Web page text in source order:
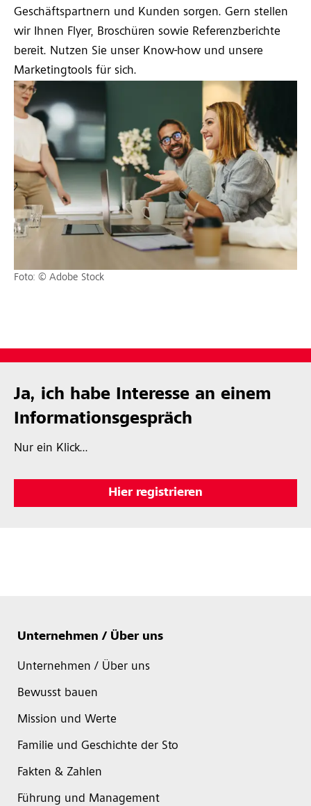
Geschäftspartnern und Kunden sorgen. Gern stellen
wir Ihnen Flyer, Broschüren sowie Referenzberichte
bereit. Nutzen Sie unser Know-how und unsere
Marketingtools für sich.
Foto: © Adobe Stock
Ja, ich habe Interesse an einem
Informationsgespräch
Nur ein Klick...
Hier registrieren
Unternehmen / Über uns
Unternehmen / Über uns
Bewusst bauen
Mission und Werte
Familie und Geschichte der Sto
Fakten & Zahlen
Führung und Management